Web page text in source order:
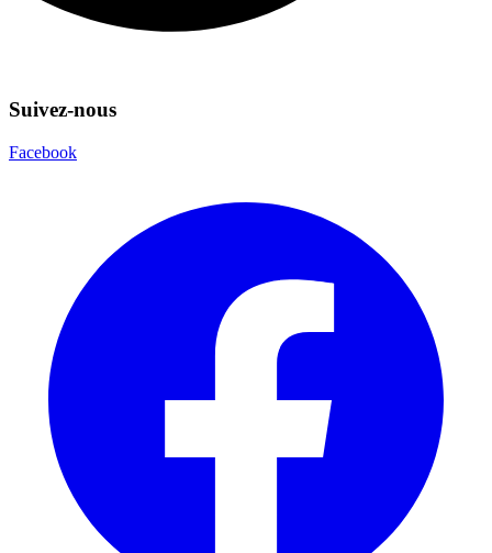
Suivez-nous
Facebook